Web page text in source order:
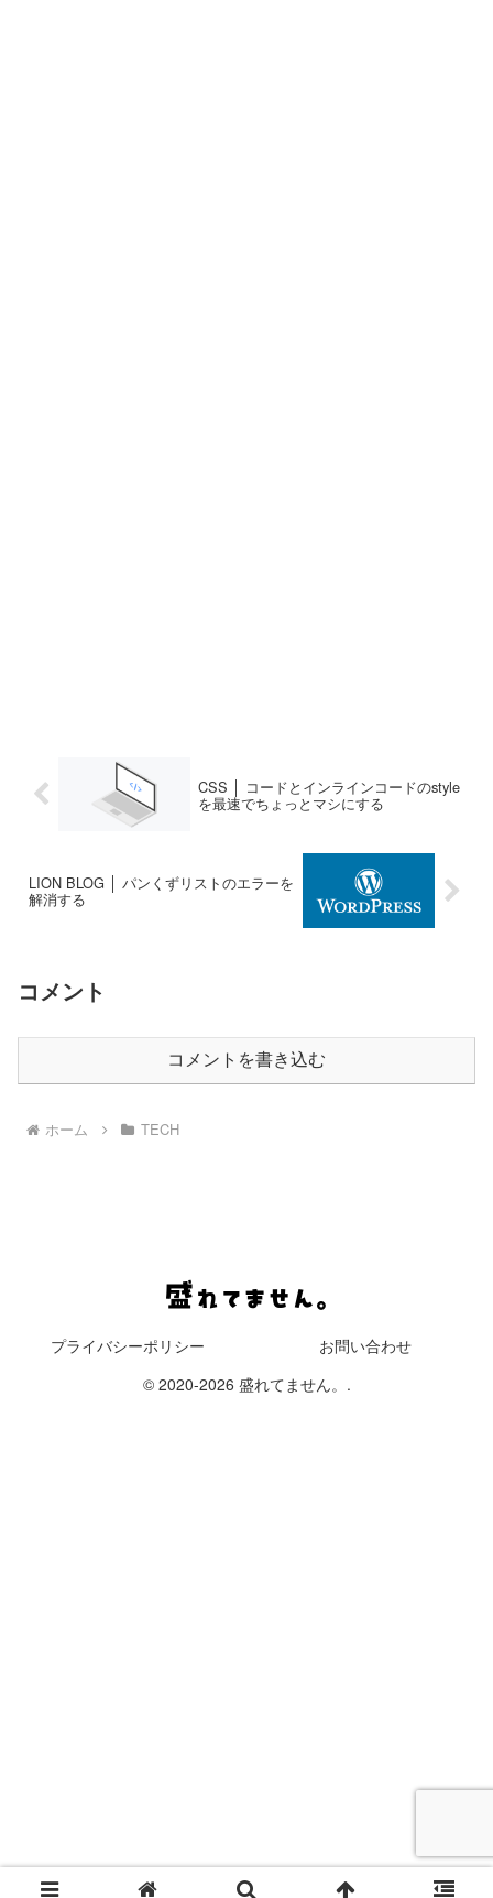
CSS │ コードとインラインコードのstyle
を最速でちょっとマシにする
LION BLOG │ パンくずリストのエラーを
解消する
コメント
コメントを書き込む
ホーム TECH
プライバシーポリシー
お問い合わせ
© 2020-2026 盛れてません。.